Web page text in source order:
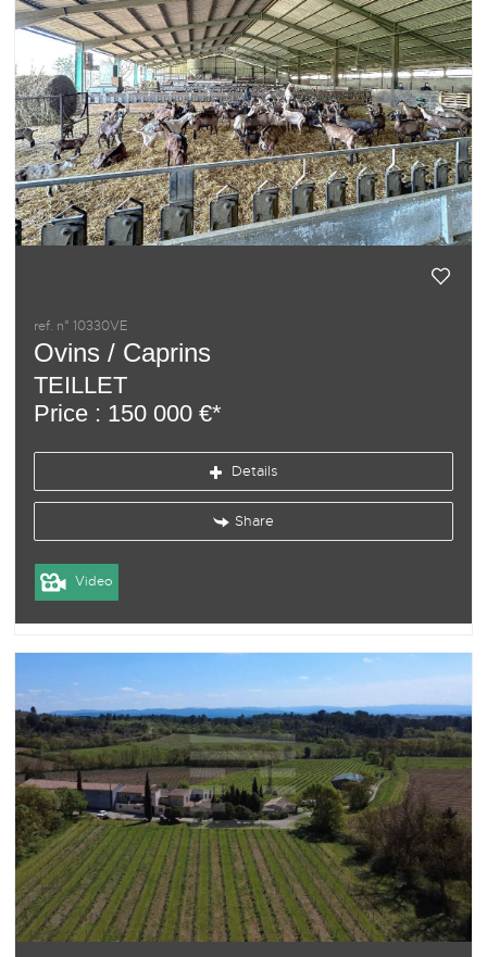
ref. n° 10330VE
Ovins / Caprins
TEILLET
Price : 150 000 €*
Details
Share
Video